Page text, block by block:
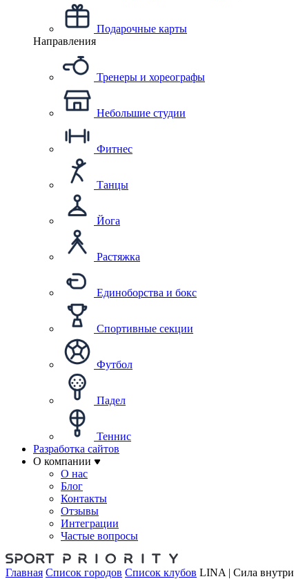
Подарочные карты
Направления
Тренеры и хореографы
Небольшие студии
Фитнес
Танцы
Йога
Растяжка
Единоборства и бокс
Спортивные секции
Футбол
Падел
Теннис
Разработка сайтов
О компании
О нас
Блог
Контакты
Отзывы
Интеграции
Частые вопросы
Главная Список городов Список клубов LINA | Сила внутри